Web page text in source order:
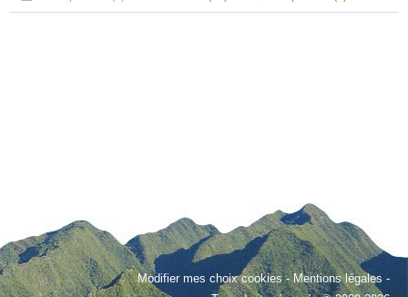
Modifier mes choix cookies-Mentions légales -